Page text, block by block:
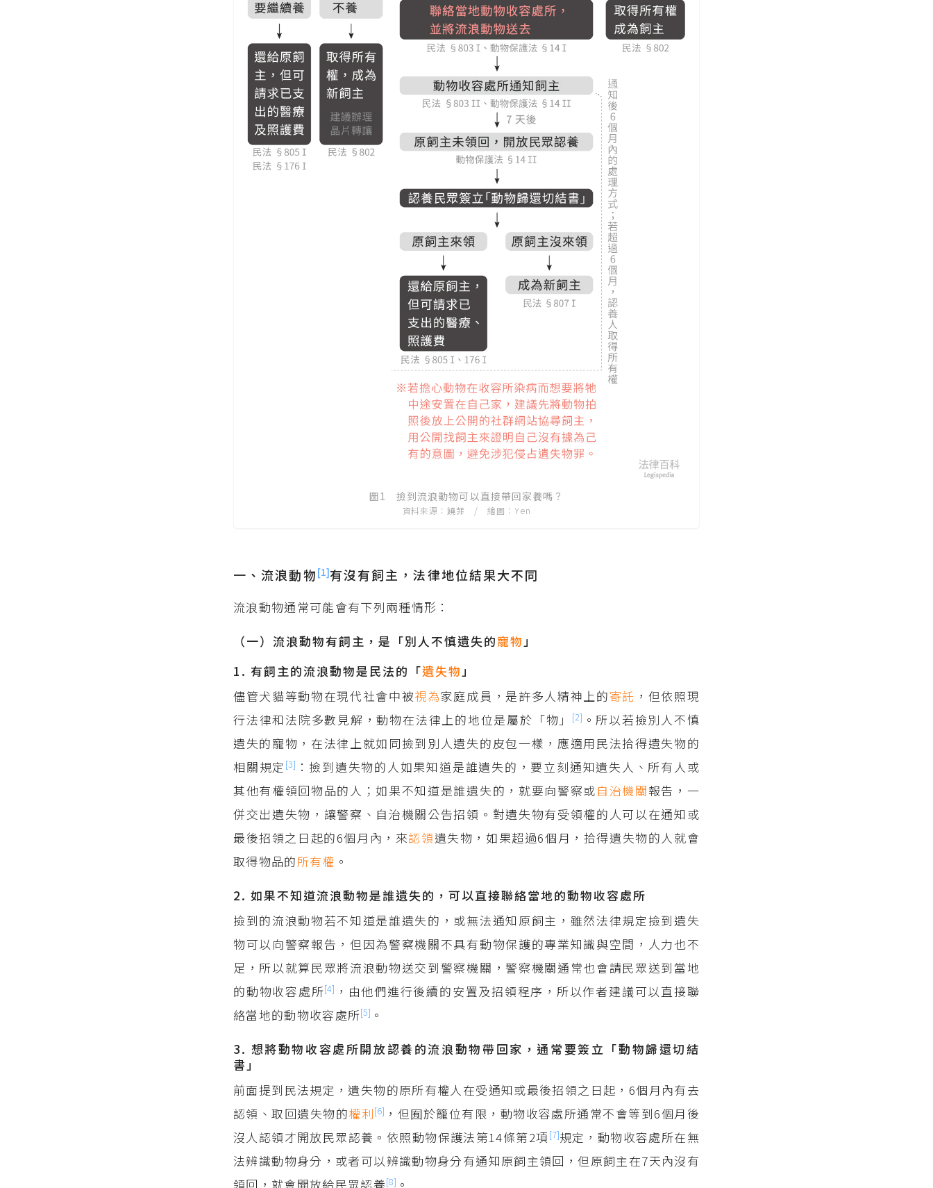
圖1 撿到流浪動物可以直接帶回家養嗎？
資料來源：饒菲 / 繪圖：Yen
一、流浪動物 [1]有沒有飼主，法律地位結果大不同
流浪動物通常可能會有下列兩種情形：
（一）流浪動物有飼主，是「別人不慎遺失的寵物」
1. 有飼主的流浪動物是民法的「遺失物」
儘管犬貓等動物在現代社會中被視為家庭成員，是許多人精神上的寄託 ，但依照現
行法律和法院多數見解，動物在法律上的地位是屬於「物」
[2] 。所以若撿別人不慎
遺失的寵物，在法律上就如同撿到別人遺失的皮包一樣，應適用民法拾得遺失物的
相關規定 [3] ：撿到遺失物的人如果知道是誰遺失的，要立刻通知遺失人、所有人或
其他有權領回物品的人；如果不知道是誰遺失的，就要向警察或自治機關報告，一
併交出遺失物，讓警察、自治機關公告招領。對遺失物有受領權的人可以在通知或
最後招領之日起的6個月內，來認領遺失物，如果超過6個月，拾得遺失物的人就會
取得物品的所有權 。
2. 如果不知道流浪動物是誰遺失的，可以直接聯絡當地的動物收容處所
撿到的流浪動物若不知道是誰遺失的，或無法通知原飼主，雖然法律規定撿到遺失
物可以向警察報告，但因為警察機關不具有動物保護的專業知識與空間，人力也不
足，所以就算民眾將流浪動物送交到警察機關，警察機關通常也會請民眾送到當地
的動物收容處所[4] ，由他們進行後續的安置及招領程序，所以作者建議可以直接聯
絡當地的動物收容處所[5] 。
3. 想將動物收容處所開放認養的流浪動物帶回家，通常要簽立「動物歸還切結
書」
前面提到民法規定，遺失物的原所有權人在受通知或最後招領之日起，6個月內有去
認領、取回遺失物的權利[6] ，但囿於籠位有限，動物收容處所通常不會等到6個月後
沒人認領才開放民眾認養。依照動物保護法第14條第2項 [7]規定，動物收容處所在無
法辨識動物身分，或者可以辨識動物身分有通知原飼主領回，但原飼主在7天內沒有
領回，就會開放給民眾認養[8] 。